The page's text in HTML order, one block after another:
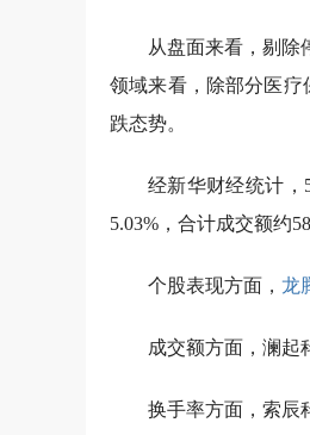
从盘面来看，剔除
领域来看，除部分医
跌态势。
经新华财经统计，
5.03%，合计成交额约
个股表现方面， 龙
成交额方面，澜起
换手率方面，索辰